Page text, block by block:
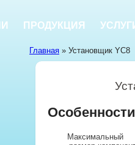
ПРОДУКЦИЯ
Главная » Установщик YC8
Максимальный